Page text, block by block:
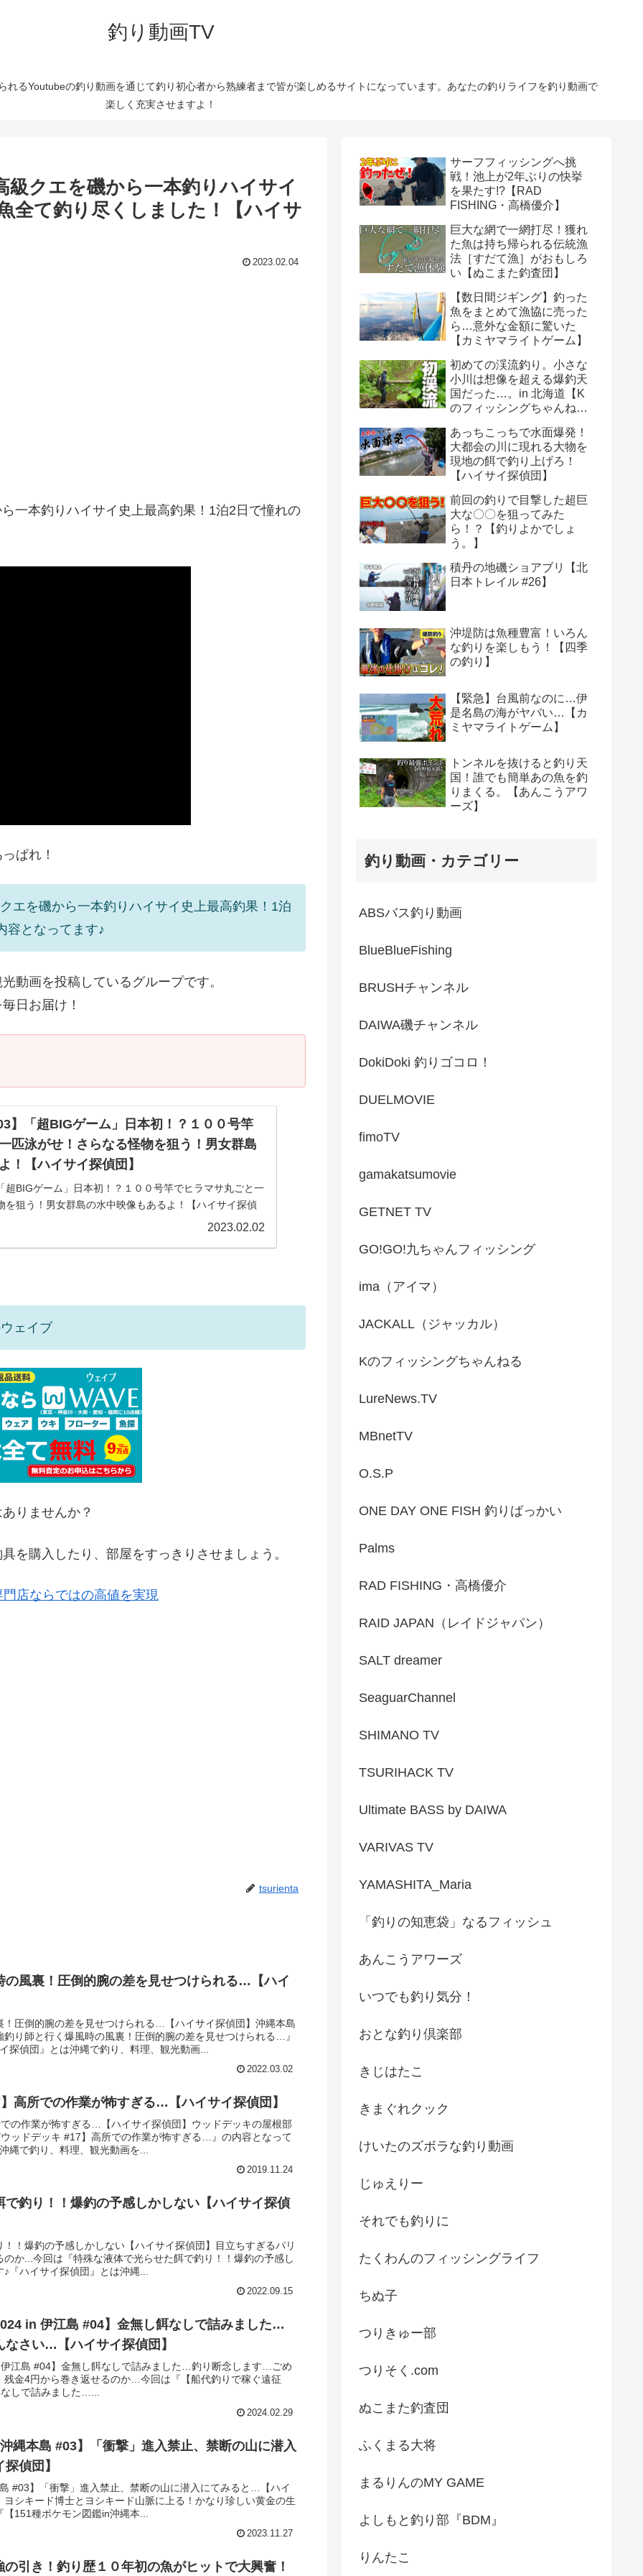
釣り動画TV
るYoutubeの釣り動画を通じて釣り初心者から熟練者まで皆が楽しめるサイトになっています。あなたの釣りライフを釣り動画で
楽しく充実させますよ！
級クエを磯から一本釣りハイサイ
全て釣り尽くしました！【ハイサ
2023.02.04
一本釣りハイサイ史上最高釣果！1泊2日で憧れの
ぱれ！
エを磯から一本釣りハイサイ史上最高釣果！1泊
容となってます♪
動画を投稿しているグループです。
日お届け！
】「超BIGゲーム」日本初！？１００号竿
匹泳がせ！さらなる怪物を狙う！男女群島
！【ハイサイ探偵団】
超BIGゲーム」日本初！？１００号竿でヒラマサ丸ごと一
を狙う！男女群島の水中映像もあるよ！【ハイサイ探偵
魚が、ポンポン上がるなんて…今回は『【男女群島遠征
2023.02.02
ェイブ
りませんか？
を購入したり、部屋をすっきりさせましょう。
店ならではの高値を実現
tsurienta
の風裏！圧倒的腕の差を見せつけられる…【ハイ
！圧倒的腕の差を見せつけられる…【ハイサイ探偵団】沖縄本島
り師と行く爆風時の風裏！圧倒的腕の差を見せつけられる…』
探偵団』とは沖縄で釣り、料理、観光動画...
2022.03.02
高所での作業が怖すぎる…【ハイサイ探偵団】
での作業が怖すぎる…【ハイサイ探偵団】ウッドデッキの屋根部
ッドデッキ #17】高所での作業が怖すぎる…』の内容となって
縄で釣り、料理、観光動画を...
2019.11.24
で釣り！！爆釣の予感しかしない【ハイサイ探偵
！爆釣の予感しかしない【ハイサイ探偵団】目立ちすぎるパリ
か...今回は『特殊な液体で光らせた餌で釣り！！爆釣の予感し
『ハイサイ探偵団』とは沖縄...
2022.09.15
in 伊江島 #04】金無し餌なしで詰みました…
さい…【ハイサイ探偵団】
伊江島 #04】金無し餌なしで詰みました…釣り断念します…ごめ
金4円から巻き返せるのか…今回は『【船代釣りで稼ぐ遠征
しで詰みました…...
2024.02.29
縄本島 #03】「衝撃」進入禁止、禁断の山に潜入
偵団】
#03】「衝撃」進入禁止、禁断の山に潜入にてみると…【ハイ
シキード博士とヨシキード山脈に上る！かなり珍しい黄金の生
151種ポケモン図鑑in沖縄本...
2023.11.27
の引き！釣り歴１０年初の魚がヒットで大興奮！
サーフフィッシングへ挑
戦！池上が2年ぶりの快挙
を果たす!?【RAD
FISHING・高橋優介】
巨大な網で一網打尽！獲れ
た魚は持ち帰られる伝統漁
法［すだて漁］がおもしろ
い【ぬこまた釣査団】
【数日間ジギング】釣った
魚をまとめて漁協に売った
ら…意外な金額に驚いた
【カミヤマライトゲーム】
初めての渓流釣り。小さな
小川は想像を超える爆釣天
国だった…。in 北海道【K
のフィッシングちゃんね
あっちこっちで水面爆発！
大都会の川に現れる大物を
現地の餌で釣り上げろ！
【ハイサイ探偵団】
前回の釣りで目撃した超巨
大な〇〇を狙ってみた
ら！？【釣りよかでしょ
う。】
積丹の地磯ショアブリ【北
日本トレイル #26】
沖堤防は魚種豊富！いろん
な釣りを楽しもう！【四季
の釣り】
【緊急】台風前なのに…伊
是名島の海がヤバい…【カ
ミヤマライトゲーム】
トンネルを抜けると釣り天
国！誰でも簡単あの魚を釣
りまくる。【あんこうアワ
ーズ】
釣り動画・カテゴリー
ABSバス釣り動画
BlueBlueFishing
BRUSHチャンネル
DAIWA磯チャンネル
DokiDoki 釣りゴコロ！
DUELMOVIE
fimoTV
gamakatsumovie
GETNET TV
GO!GO!九ちゃんフィッシング
ima（アイマ）
JACKALL（ジャッカル）
Kのフィッシングちゃんねる
LureNews.TV
MBnetTV
O.S.P
ONE DAY ONE FISH 釣りばっかい
Palms
RAD FISHING・高橋優介
RAID JAPAN（レイドジャパン）
SALT dreamer
SeaguarChannel
SHIMANO TV
TSURIHACK TV
Ultimate BASS by DAIWA
VARIVAS TV
YAMASHITA_Maria
「釣りの知恵袋」なるフィッシュ
あんこうアワーズ
いつでも釣り気分！
おとな釣り倶楽部
きじはたこ
きまぐれクック
けいたのズボラな釣り動画
じゅえりー
それでも釣りに
たくわんのフィッシングライフ
ちぬ子
つりきゅー部
つりそく.com
ぬこまた釣査団
ふくまる大将
まるりんのMY GAME
よしもと釣り部『BDM』
りんたこ